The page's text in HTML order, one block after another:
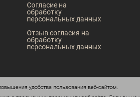
Согласие на
обработку
персональных данных
Отзыв согласия на
обработку
персональных данных
удобства пользования веб-сайтом.